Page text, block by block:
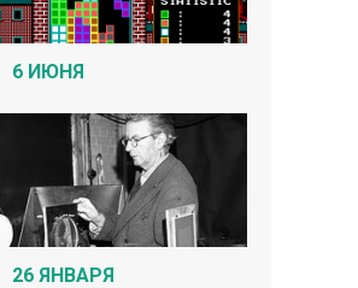
6 ИЮНЯ
26 ЯНВАРЯ